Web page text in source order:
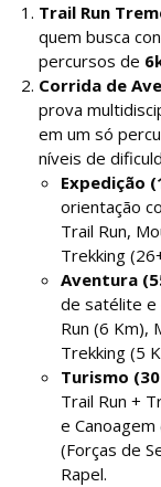
Trail Run
quem busca
percursos de
Corrida de
prova
em um só
níveis de
Expedição
orientação
Trail Run,
Trekking
Aventura
de satélite e
Run (6 Km),
Trekking (5
Turismo
Trail Run +
e
(Forças de
Rapel.